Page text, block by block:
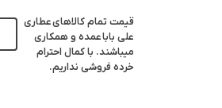
قیمت تمام کالاهایعطاری
علی باباعمده و همکاری
میباشند. با کمال احترام
خرده فروشی نداریم.